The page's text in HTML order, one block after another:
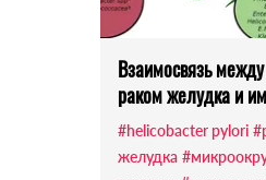
Взаимосвязь
раком желудка и
#helicobacter pylori
желудка